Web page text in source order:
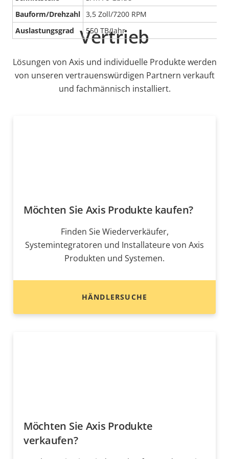
Bauform/Drehzahl 3,5 Zoll/7200 RPM
Auslastungsgrad
550 TB/Jahr
Vertrieb
Lösungen von Axis und individuelle Produkte werden
von unseren vertrauenswürdigen Partnern verkauft
und fachmännisch installiert.
Möchten Sie Axis Produkte kaufen?
Finden Sie Wiederverkäufer,
Systemintegratoren und Installateure von Axis
Produkten und Systemen.
HÄNDLERSUCHE
Möchten Sie Axis Produkte
verkaufen?